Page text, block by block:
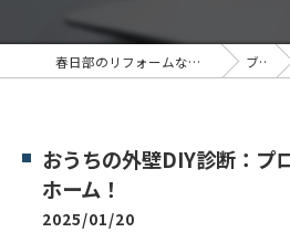
春日部のリフォームなら有限会社リメークペイント ブログ
おうちの外壁DIY診断：プ
ホーム！
2025/01/20